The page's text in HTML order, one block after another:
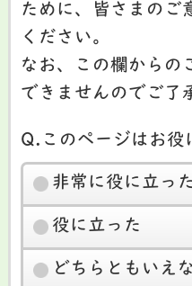
ために、皆さまのご
ください。
なお、この欄からの
できませんのでご了
Q.このページはお役
非常に役に立った
役に立った
どちらともいえ